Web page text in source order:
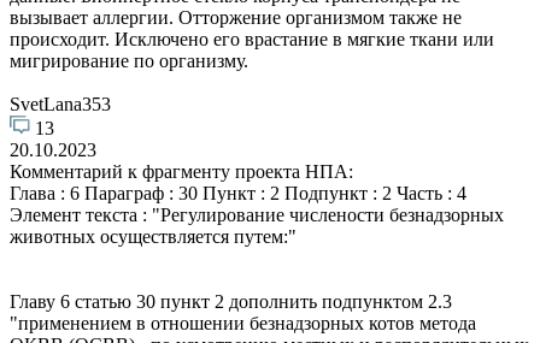
вызывает аллергии. Отторжение организмом также не
происходит. Исключено его врастание в мягкие ткани или
мигрирование по организму.
SvetLana353
13
20.10.2023
Комментарий к фрагменту проекта НПА:
Глава : 6 Параграф : 30 Пункт : 2 Подпункт : 2 Часть : 4
Элемент текста : "Регулирование числености безнадзорных
животных осуществляется путем:"
Главу 6 статью 30 пункт 2 дополнить подпунктом 2.3
"применением в отношении безнадзорных котов метода